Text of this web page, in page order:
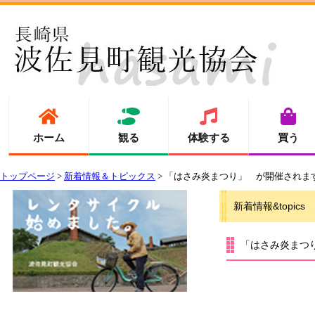
ホーム 観る 体験する 買う
トップページ > 新着情報＆トピックス > 「はさみ炎まつり」 が開催され
新着情報&topics
「はさみ炎ま